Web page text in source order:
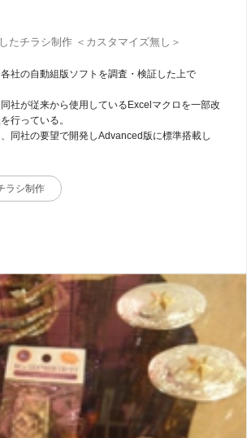
たチラシ制作 ＜カスタマイズ無し＞
社の自動組版ソフトを調査・検証した上で
社が従来から使用しているExcelマクロを一部改
行っている。
同社の要望で開発しAdvanced版に標準搭載し
ラシ制作